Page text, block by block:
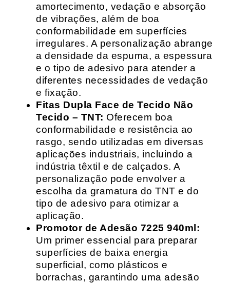
amortecimento, vedação e absorção
de vibrações, além de boa
conformabilidade em superfícies
irregulares. A personalização abrange
a densidade da espuma, a espessura
e o tipo de adesivo para atender a
diferentes necessidades de vedação
e fixação.
Fitas Dupla Face de Tecido Não
Tecido – TNT: Oferecem boa
conformabilidade e resistência ao
rasgo, sendo utilizadas em diversas
aplicações industriais, incluindo a
indústria têxtil e de calçados. A
personalização pode envolver a
escolha da gramatura do TNT e do
tipo de adesivo para otimizar a
aplicação.
Promotor de Adesão 7225 940ml:
Um primer essencial para preparar
superfícies de baixa energia
superficial, como plásticos e
borrachas, garantindo uma adesão